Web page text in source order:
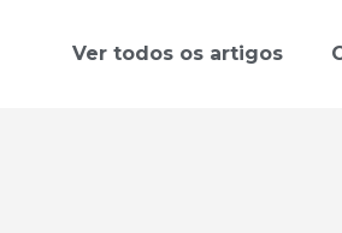
Ver todos os artigos